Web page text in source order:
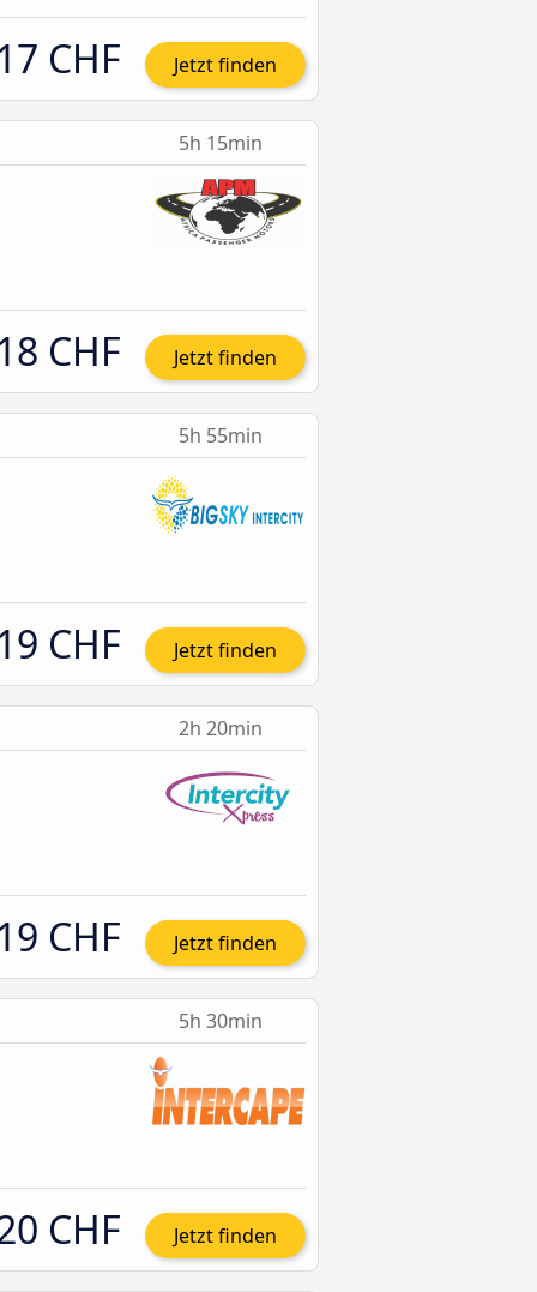
17 CHF Jetzt finden
5h 15min
18 CHF Jetzt finden
5h 55min
19 CHF Jetzt finden
2h 20min
19 CHF Jetzt finden
5h 30min
CHF Jetzt finden